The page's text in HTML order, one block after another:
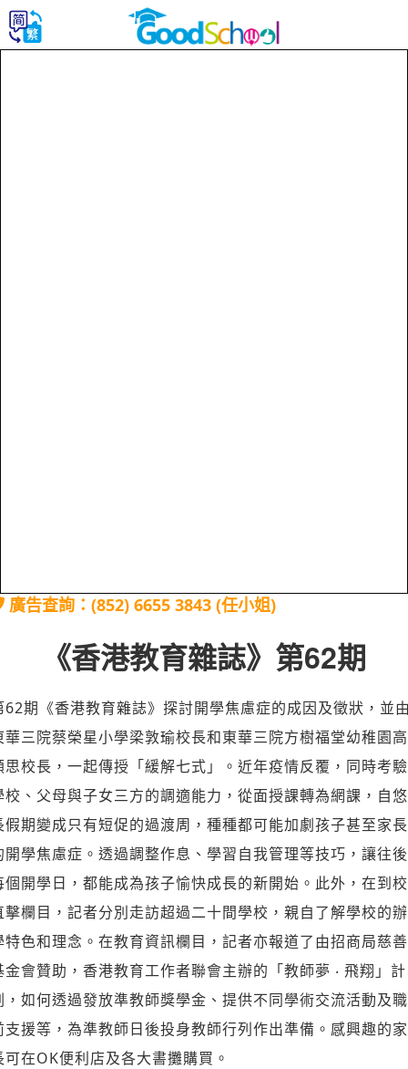
廣告查詢：(852) 6655 3843 (任小姐)
《香港教育雜誌》第62期
62期《香港教育雜誌》探討開學焦慮症的成因及徵狀，並
華三院蔡榮星小學梁敦瑜校長和東華三院方樹福堂幼稚園高
思校長，一起傳授「緩解七式」。近年疫情反覆，同時考驗
校、父母與子女三方的調適能力，從面授課轉為網課，自悠
假期變成只有短促的過渡周，種種都可能加劇孩子甚至家長
開學焦慮症。透過調整作息、學習自我管理等技巧，讓往後
個開學日，都能成為孩子愉快成長的新開始。此外，在到校
擊欄目，記者分別走訪超過二十間學校，親自了解學校的辦
特色和理念。在教育資訊欄目，記者亦報道了由招商局慈善
金會贊助，香港教育工作者聯會主辦的「教師夢 ‧ 飛翔」計
，如何透過發放準教師獎學金、提供不同學術交流活動及職
支援等，為準教師日後投身教師行列作出準備。感興趣的家
可在OK便利店及各大書攤購買。